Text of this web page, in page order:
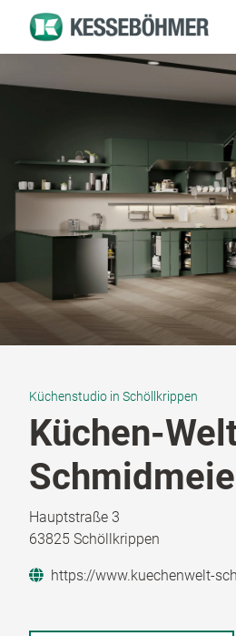
Küchenstudio in Schöllkrippen
Küchen-
Hauptstraße 3
63825 Schöllkrippen
https://www.kuechenwelt-